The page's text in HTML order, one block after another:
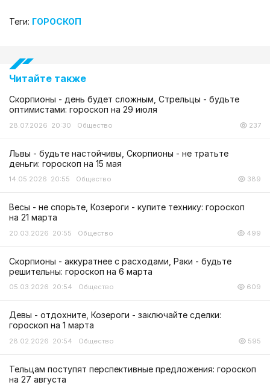
Теги: ГОРОСКОП
Читайте также
Скорпионы - день будет сложным, Стрельцы - будьте
оптимистами: гороскоп на 29 июля
28.07.2026 20:30 Общество 237
Львы - будьте настойчивы, Скорпионы - не тратьте
деньги: гороскоп на 15 мая
14.05.2026 20:55 Общество 389
Весы - не спорьте, Козероги - купите технику: гороскоп
на 21 марта
20.03.2026 20:55 Общество 499
Скорпионы - аккуратнее с расходами, Раки - будьте
решительны: гороскоп на 6 марта
05.03.2026 20:54 Общество 609
Девы - отдохните, Козероги - заключайте сделки:
гороскоп на 1 марта
28.02.2026 20:54 Общество 595
Тельцам поступят перспективные предложения: гороскоп
на 27 августа